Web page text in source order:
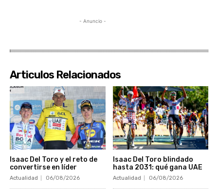
- Anuncio -
Articulos Relacionados
Isaac Del Toro y el reto de
convertirse en líder
Actualidad 06/08/2026
Isaac Del Toro blindado
hasta 2031: qué gana UAE
Actualidad 06/08/2026